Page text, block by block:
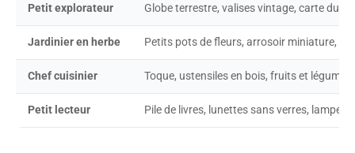
Petit explorateur Globe terrestre, valises vintage, carte du
Jardinier en herbe Petits pots de fleurs, arrosoir miniature,
Chef cuisinier Toque, ustensiles en bois, fruits et légumes
Petit lecteur Pile de livres, lunettes sans verres, lampe